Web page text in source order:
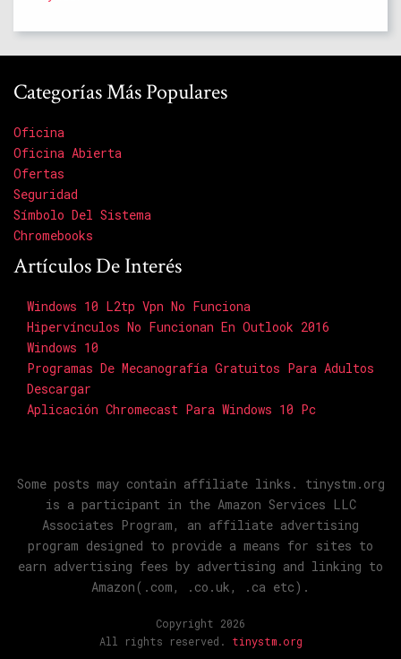
Categorías Más Populares
Oficina
Oficina Abierta
Ofertas
Seguridad
Símbolo Del Sistema
Chromebooks
Artículos De Interés
Windows 10 L2tp Vpn No Funciona
Hipervínculos No Funcionan En Outlook 2016
Windows 10
Programas De Mecanografía Gratuitos Para Adultos
Descargar
Aplicación Chromecast Para Windows 10 Pc
Some posts may contain affiliate links. tinystm.org
is a participant in the Amazon Services LLC
Associates Program, an affiliate advertising
program designed to provide a means for sites to
earn advertising fees by advertising and linking to
Amazon(.com, .co.uk, .ca etc).
Copyright 2026
All rights reserved. tinystm.org